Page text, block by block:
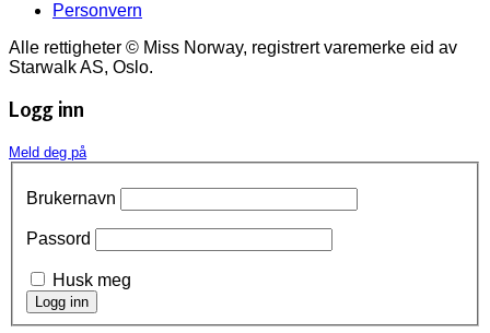
Personvern
Alle rettigheter © Miss Norway, registrert varemerke eid av
Starwalk AS, Oslo.
Logg inn
Meld deg på
Brukernavn
Passord
Husk meg